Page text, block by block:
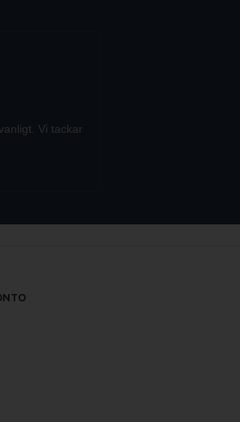
Vi tackar